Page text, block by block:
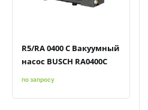
R5/RA 0400 C Вакуумный
насос BUSCH RA0400C
по запросу